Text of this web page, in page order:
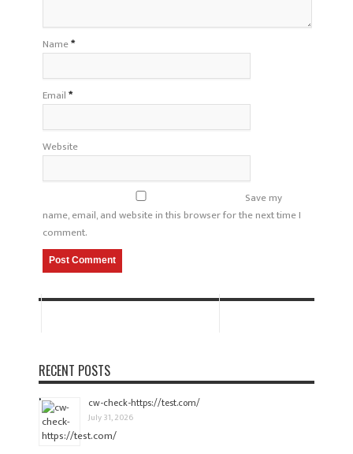
Name*
Email*
Website
Save my
name, email, and website in this browser for the next time I
comment.
RECENT POSTS
cw-check-https://test.com/
July 31, 2026